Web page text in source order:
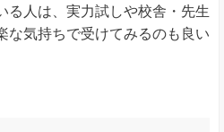
る人は、実力試しや校舎・先生
な気持ちで受けてみるのも良い